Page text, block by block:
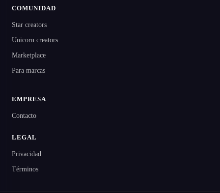
COMUNIDAD
Star creators
Unicorn creators
Marketplace
Para marcas
EMPRESA
Contacto
LEGAL
Privacidad
Términos